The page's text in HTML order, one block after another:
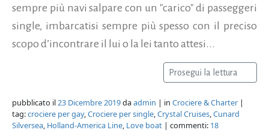
sempre più navi salpare con un "carico" di passeggeri
single, imbarcatisi sempre più spesso con il preciso
scopo d’incontrare il lui o la lei tanto attesi...
Prosegui la lettura
pubblicato il23 Dicembre 2019daadmin | in Crociere & Charter |
tag:crociere per gay,Crociere per single,Crystal Cruises,Cunard
Silversea, Holland-America Line, Love boat | commenti: 18